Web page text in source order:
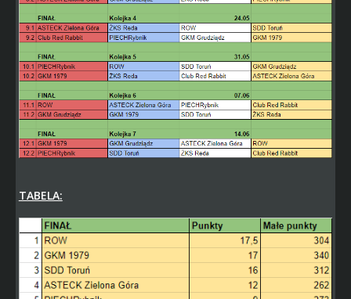
TABELA: